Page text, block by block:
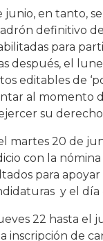
junio, en tanto,
definitivo
para
después, el
editables de
al momento
su
martes 20 de
con la
para
y el día
22 hasta el
inscripción de